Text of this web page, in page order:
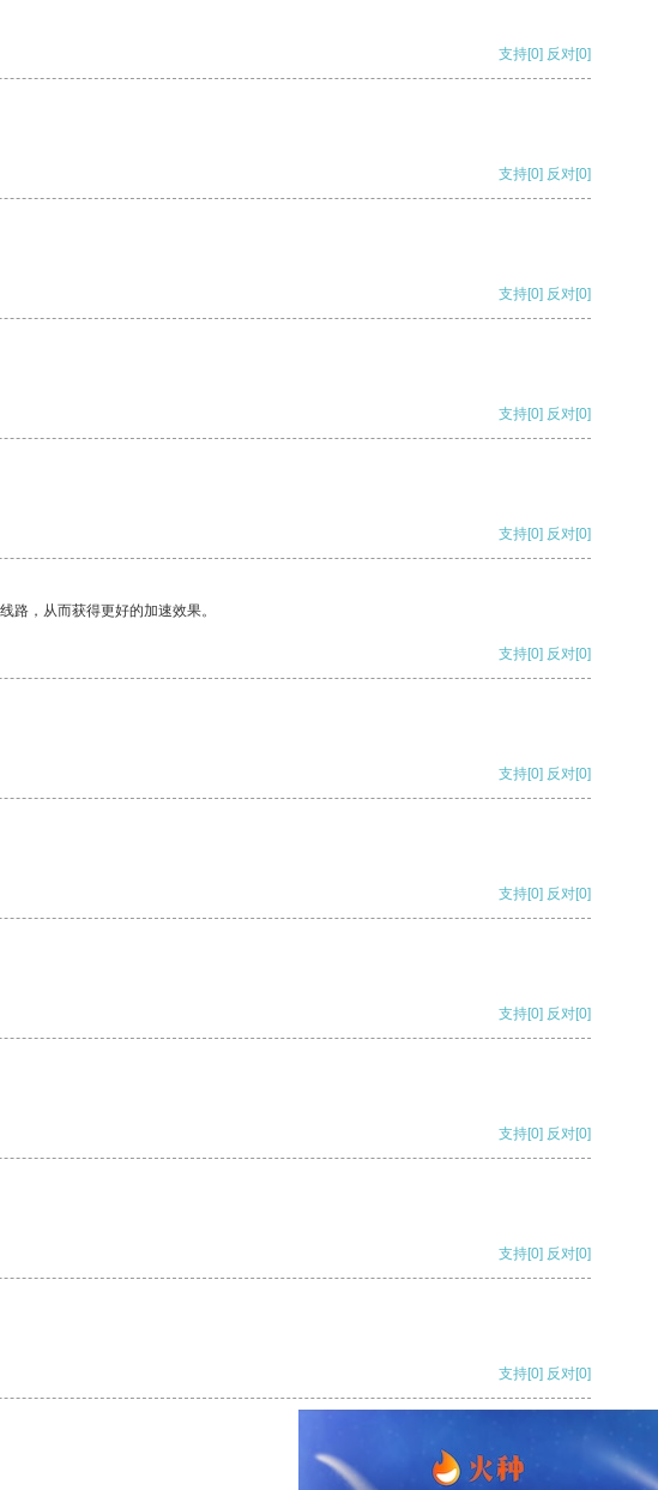
支持[0] 反对[0]
支持[0] 反对[0]
支持[0] 反对[0]
支持[0] 反对[0]
支持[0] 反对[0]
路，从而获得更好的加速效果。
支持[0] 反对[0]
支持[0] 反对[0]
支持[0] 反对[0]
支持[0] 反对[0]
支持[0] 反对[0]
支持[0] 反对[0]
支持[0] 反对[0]